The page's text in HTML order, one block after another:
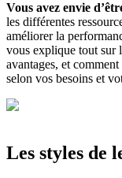
Vous avez envie
les différentes
améliorer la
vous explique tout sur
avantages, et
selon vos besoins et
Les styles de